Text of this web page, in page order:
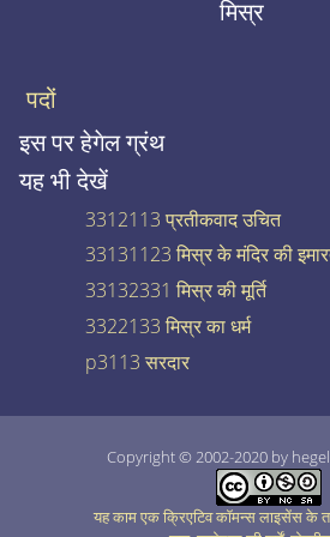
मिस्र
पदों
इस पर हेगेल ग्रंथ
यह भी देखें
3312113 प्रतीकवाद उचित
33131123 मिस्र के मंदिर की
33132331 मिस्र की मूर्ति
3322133 मिस्र का धर्म
p3113 सरदार
Copyright © 2002-2020 by
यह काम एक क्रिएटिव कॉमन्स लाइसेंस के